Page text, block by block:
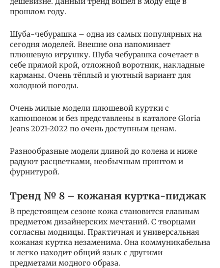
прошлом году.
Шуба-чебурашка – одна из самых популярных на
сегодня моделей. Внешне она напоминает
плюшевую игрушку. Шуба чебурашка сочетает в
себе прямой крой, отложной воротник, накладные
карманы. Очень тёплый и уютный вариант для
холодной погоды.
Очень милые модели плюшевой куртки с
капюшоном и без представлены в каталоге Gloria
Jeans 2021-2022 по очень доступным ценам.
Разнообразные модели длиной до колена и ниже
радуют расцветками, необычным принтом и
фурнитурой.
Тренд № 8 – кожаная куртка-пиджак
В предстоящем сезоне кожа становится главным
предметом дизайнерских мечтаний. С творцами
согласны модницы. Практичная и универсальная
кожаная куртка незаменима. Она коммуникабельна
и легко находит общий язык с другими
предметами модного образа.